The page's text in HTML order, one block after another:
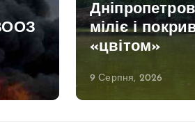
міліє і
«цвітом»
9 Серпня, 2026